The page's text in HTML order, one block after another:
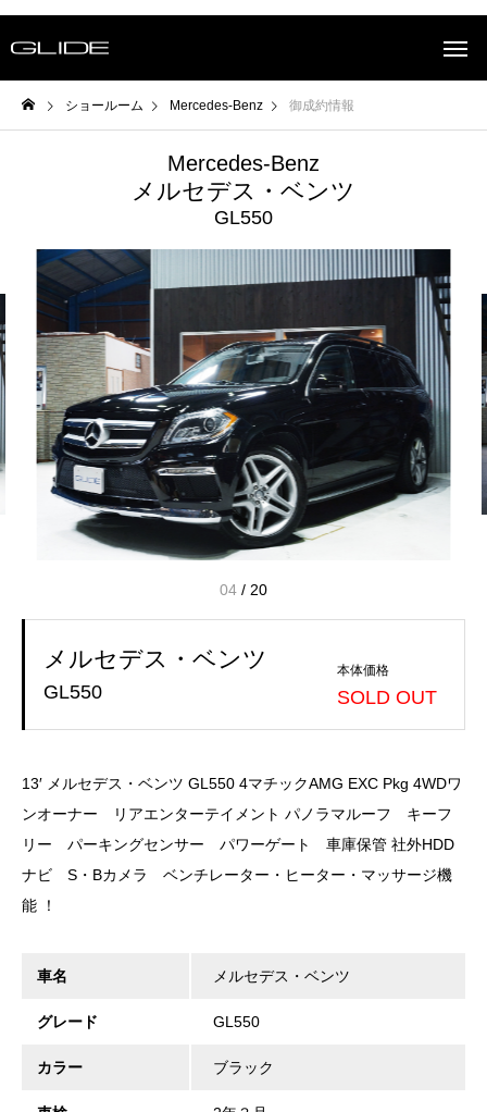
ショールーム Mercedes-Benz 御成約情報
Mercedes-Benz
メルセデス・ベンツ
GL550
04 / 20
メルセデス・ベンツ
GL550
本体価格
SOLD OUT
13′ メルセデス・ベンツ GL550 4マチックAMG EXC Pkg 4WDワ
ンオーナー リアエンターテイメント パノラマルーフ キーフ
リー パーキングセンサー パワーゲート 車庫保管 社外HDD
ナビ S・Bカメラ ベンチレーター・ヒーター・マッサージ機
能 ！
車名 メルセデス・ベンツ
グレード GL550
カラー ブラック